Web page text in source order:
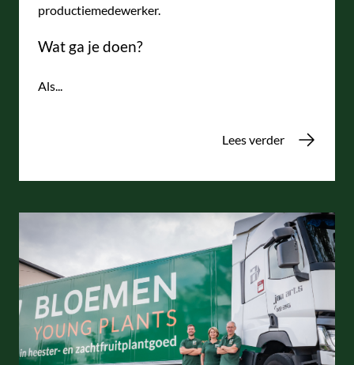
productiemedewerker.
Wat ga je doen?
Als...
Lees verder